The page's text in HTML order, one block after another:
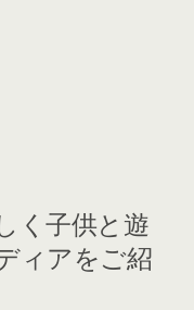
く子供と遊
ィアをご紹